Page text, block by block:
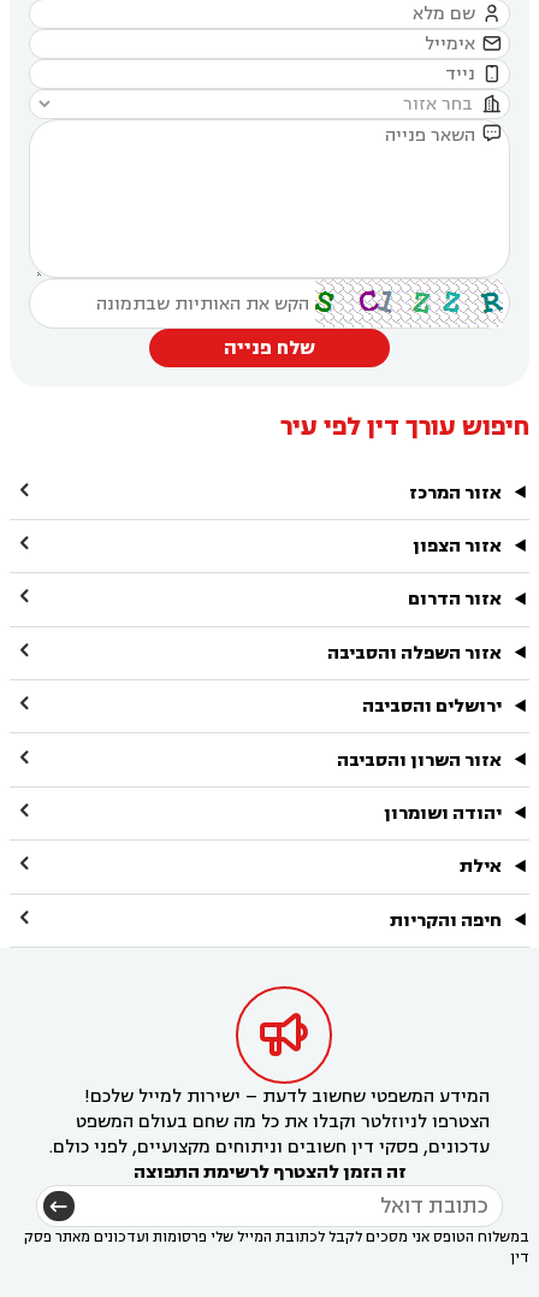





שלח פנייה
חיפוש עורך דין לפי עיר
אזור המרכז 
אזור הצפון 
אזור הדרום 
אזור השפלה והסביבה 
ירושלים והסביבה 
אזור השרון והסביבה 
יהודה ושומרון 
אילת 
חיפה והקריות 

המידע המשפטי שחשוב לדעת – ישירות למייל שלכם!
הצטרפו לניוזלטר וקבלו את כל מה שחם בעולם המשפט
עדכונים, פסקי דין חשובים וניתוחים מקצועיים, לפני כולם.
זה הזמן להצטרף לרשימת התפוצה
במשלוח הטופס אני מסכים לקבל לכתובת המייל שלי פרסומות ועדכונים מאתר פסק
דין